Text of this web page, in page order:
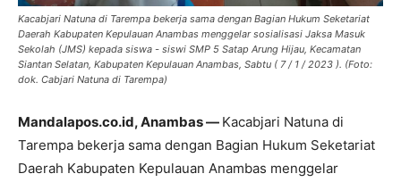
Kacabjari Natuna di Tarempa bekerja sama dengan Bagian Hukum Seketariat
Daerah Kabupaten Kepulauan Anambas menggelar sosialisasi Jaksa Masuk
Sekolah (JMS) kepada siswa - siswi SMP 5 Satap Arung Hijau, Kecamatan
Siantan Selatan, Kabupaten Kepulauan Anambas, Sabtu ( 7 / 1 / 2023 ). (Foto:
dok. Cabjari Natuna di Tarempa)
Mandalapos.co.id, Anambas — Kacabjari Natuna di
Tarempa bekerja sama dengan Bagian Hukum Seketariat
Daerah Kabupaten Kepulauan Anambas menggelar